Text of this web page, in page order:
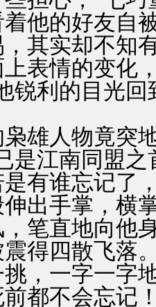
他的好友自
其实却不知
情的变化，
锐利的目光
人物竟突地
是江南同盟
是有谁忘记
出手掌，横
笔直地向他
得四散飞落
一字一字地
都不会忘记